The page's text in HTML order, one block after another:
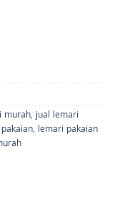
murah,jual lemari
, lemari pakaian